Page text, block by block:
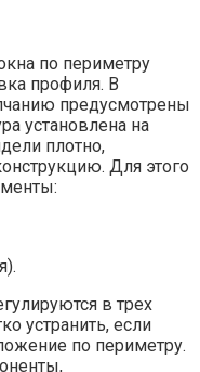
по периметру
профиля. В
предусмотрены
установлена ​​на
плотно,
Для этого
в трех
устранить, если
по периметру.